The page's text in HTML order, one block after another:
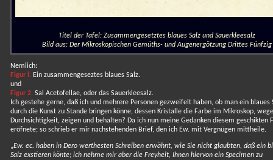
Titel der Tafel: Zusammengesetztes blaues Salz und Sauerkleesalz
Bild aus: Der Mikroskopischen Gemüths- und Augenergötzung Drittes Fünfzig
Nemlich:
Figur l.Ein zusammengeseztes blaues Salz.
und
Figur 2.Sal Acetofellae, oder das Sauerkleesalz.
Ich gestehe gerne, daß ich und mehrere Personen gezweifelt haben, ob man ein blaues
durch die Kunst zu Stande bringen könne, dessen Kristalle die Farbe im Mikroskop,
Durchsichtigkeit, zeigen und behalten? Da ich nun meine Gedanken diesem geschikten
eröfnete; so schrieb er mir nachstehenden Brief, den ich Ew. mit Vergnügen mittheile.
„Ew. ec. haben in Dero werthesten Schreiben erwähnt, wie Sie nicht glaubten, daß ein
Salz exstieren könte; ich nehme mir aber die Freyheit, Ihnen hiervon ein Specimen zu